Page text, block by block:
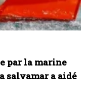
par la marine
salvamar a aidé